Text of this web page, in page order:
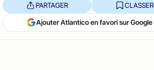
PARTAGER CLASSER
Ajouter Atlantico en favori sur Google